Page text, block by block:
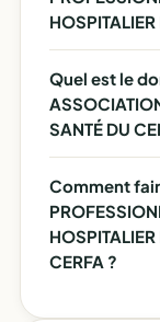
Quel est le
SANTÉ DU
Comment
CERFA ?